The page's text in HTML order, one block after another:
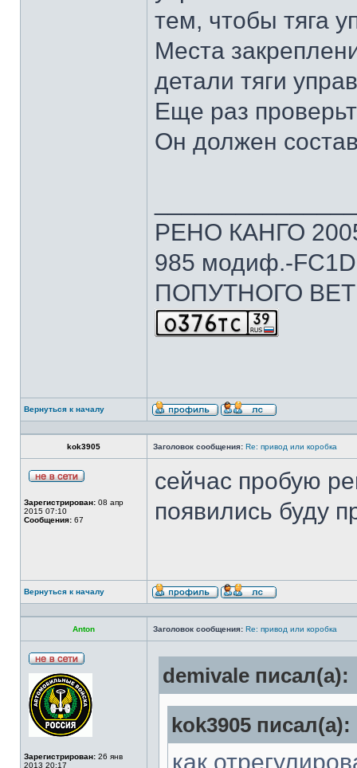
тем, чтобы тяга
Места
детали тяги
Еще раз
Он должен
РЕНО КАНГО
985 модиф.-
ПОПУТНОГО
Вернуться к началу
kok3905 Заголовок сообщения: Re: привод или коробка
Зарегистрирован: 08 апр
2015 07:10
Сообщения: 67
сейчас пробую
появились буду
Вернуться к началу
Anton Заголовок сообщения: Re: привод или коробка
Зарегистрирован: 26 янв
2013 20:17
demivale писал(а):
kok3905 писал(а):
как